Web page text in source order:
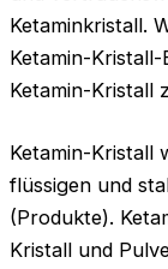
Ketaminkristall.
Ketamin-
Ketamin-Kristall
Ketamin-Kristall
flüssigen und
(Produkte).
Kristall und